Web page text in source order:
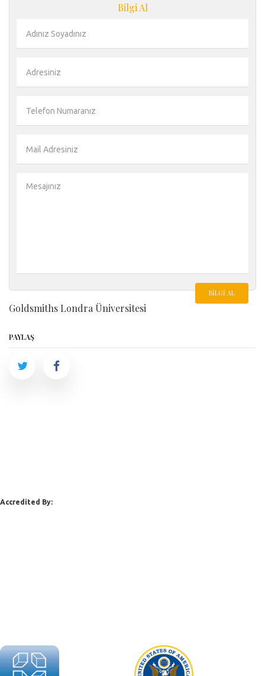
Bilgi Al
BILGI AL
Goldsmiths Londra Üniversitesi
PAYLAŞ
Accredited By: